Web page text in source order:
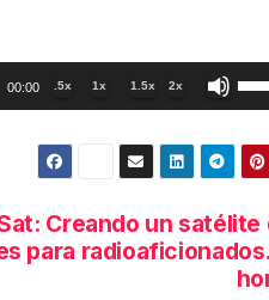
00:00 .5x 1x 1.5x 2x
las
de
Creando un satélite
para